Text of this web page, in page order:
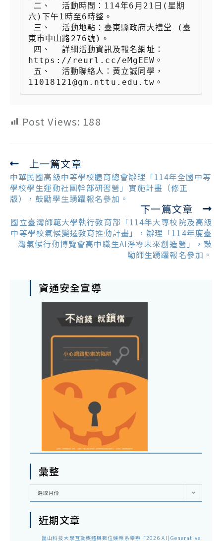
六)下午1時至6時整。
東市中山路276號)。
https://reurl.cc/eMgEEW。
11018121@gm.nttu.edu.tw。
Post Views: 188
Read
more
articles
上一篇文章
中華民國高級中等學校體育總會辦理「114年全國中等
學校學生運動社團幹部研習營」實施計畫（修正
版），鼓勵學生踴躍報名參加。
下一篇文章
國立臺灣師範大學執行教育部「114年大專校院及高級
中等學校氣候變遷教育推動計畫」，辦理「114年度臺
灣氣候行動博覽會高中職生AI淨零未來創造營」，鼓
勵師生踴躍報名參加。
資通安全宣導
彙整
彙
選取月份
近期文章
崑山科技大學互動媒體與數位娛樂系舉辦「2026 AI(Generative